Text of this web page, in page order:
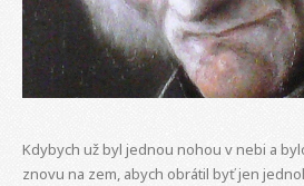
Kdybych už byl jednou nohou v nebi a
znovu na zem, abych obrátil byť jen